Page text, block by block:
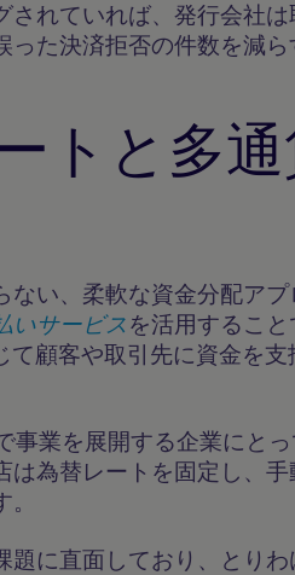
れていれば、発行会社は
った決済拒否の件数を減
トと多
ない、柔軟な資金分配ア
いサービスを活用すること
て顧客や取引先に資金を支
事業を展開する企業にと
為替レートを固定し、手
に直面しており、とりわ